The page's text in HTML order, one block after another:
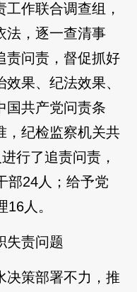
作联合调查组，
法，逐一查清事
责问责，督促抓好
果、纪法效果、
国共产党问责条
，纪检监察机关共
行了追责问责，
部24人；给予党
人。
失责问题
决策部署不力，推